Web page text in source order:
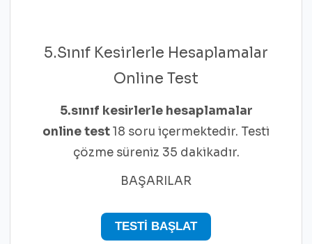
5.Sınıf Kesirlerle Hesaplamalar
Online Test
5.sınıf kesirlerle hesaplamalar
online test18 soru içermektedir. Testi
çözme süreniz 35 dakikadır.
BAŞARILAR